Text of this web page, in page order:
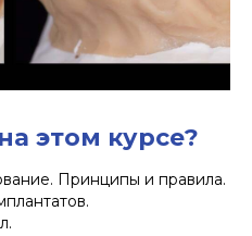
этом курсе?
Принципы и правила.